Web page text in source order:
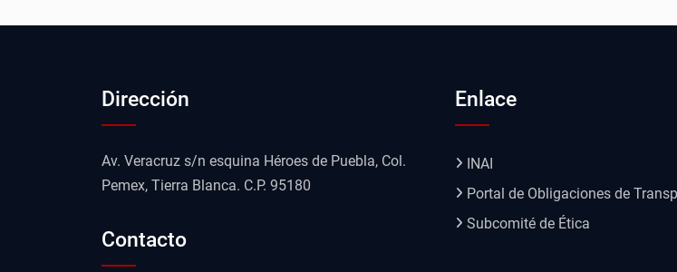
Dirección
Av. Veracruz s/n esquina Héroes de Puebla, Col.
Pemex, Tierra Blanca. C.P. 95180
Contacto
Enlace
INAI
Portal de Obligaciones de
Subcomité de Ética